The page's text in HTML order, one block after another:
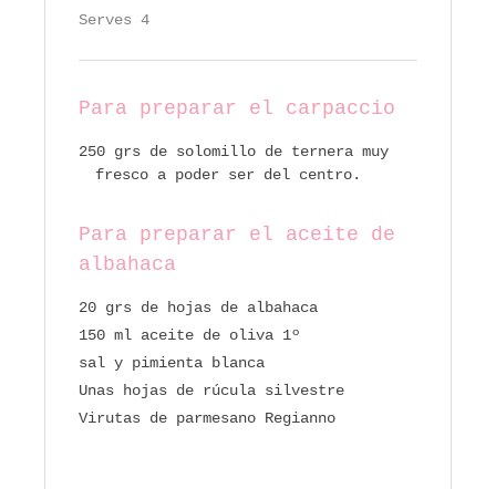
Serves 4
Para preparar el carpaccio
250 grs de solomillo de ternera muy
fresco a poder ser del centro.
Para preparar el aceite de
albahaca
20 grs de hojas de albahaca
150 ml aceite de oliva 1º
sal y pimienta blanca
Unas hojas de rúcula silvestre
Virutas de parmesano Regianno